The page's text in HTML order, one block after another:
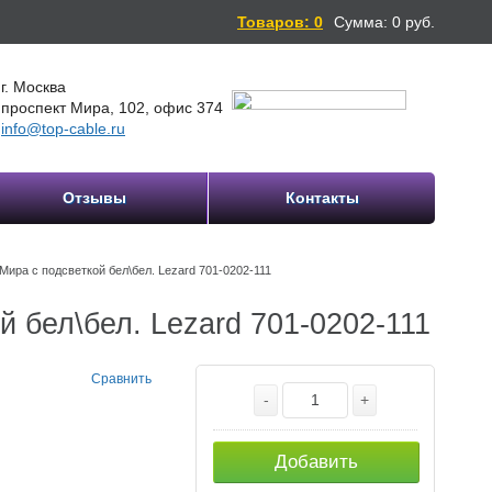
Товаров: 0 Сумма: 0 руб.
г. Москва
проспект Мира, 102, офис 374
info@top-cable.ru
Отзывы Контакты
с подсветкой бел\бел. Lezard 701-0202-111
бел\бел. Lezard 701-0202-111
Сравнить
- +
Добавить